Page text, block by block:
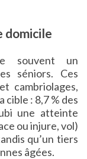
domicile
souvent un
séniors. Ces
cambriolages,
cible : 8,7 % des
une atteinte
ou injure, vol)
qu’un tiers
âgées.